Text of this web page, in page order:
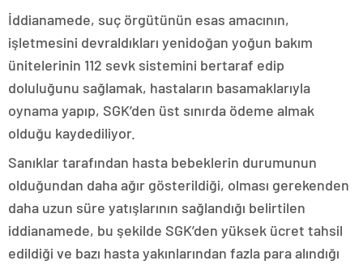
İddianamede, suç örgütünün esas amacının,
işletmesini devraldıkları yenidoğan yoğun bakım
ünitelerinin 112 sevk sistemini bertaraf edip
doluluğunu sağlamak, hastaların basamaklarıyla
oynama yapıp, SGK’den üst sınırda ödeme almak
olduğu kaydediliyor.
Sanıklar tarafından hasta bebeklerin durumunun
olduğundan daha ağır gösterildiği, olması gerekenden
daha uzun süre yatışlarının sağlandığı belirtilen
iddianamede, bu şekilde SGK’den yüksek ücret tahsil
edildiği ve bazı hasta yakınlarından fazla para alındığı